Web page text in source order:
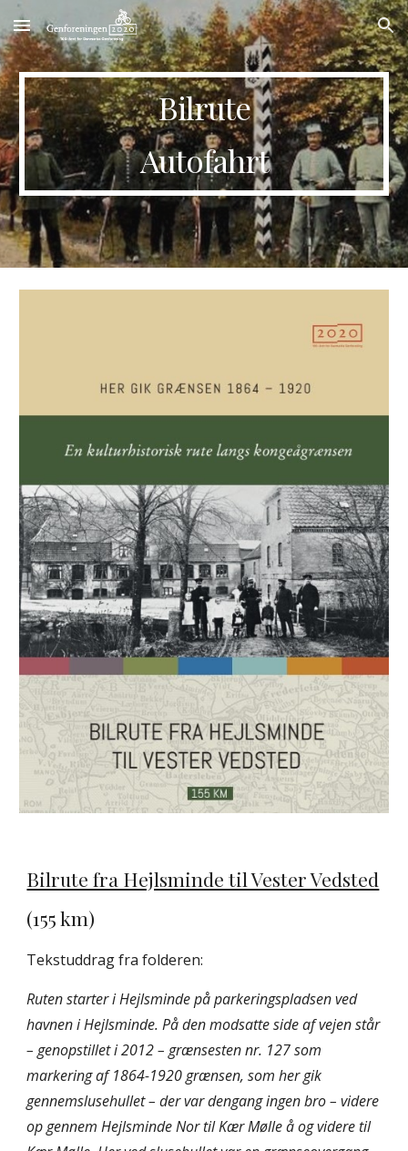
Skip to main content Skip to navigation
Bilrute
Autofahrt
Bilrute fra Hejlsminde til Vester Vedsted
(155 km)
Tekstuddrag fra folderen:
Ruten starter i Hejlsminde på parkeringspladsen ved
havnen i Hejlsminde. På den modsatte side af vejen står
– genopstillet i 2012 – grænsesten nr. 127 som
markering af 1864-1920 grænsen, som her gik
gennemslusehullet – der var dengang ingen bro – videre
op gennem Hejlsminde Nor til Kær Mølle å og videre til